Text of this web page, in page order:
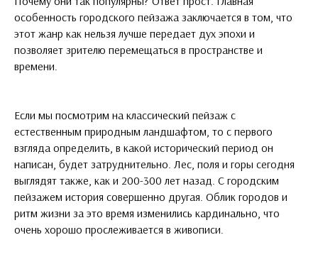
особенность городского пейзажа заключается в том, что
этот жанр как нельзя лучше передает дух эпохи и
позволяет зрителю перемещаться в пространстве и
времени.
Если мы посмотрим на классический пейзаж с
естественным природным ландшафтом, то с первого
взгляда определить, в какой исторический период он
написан, будет затруднительно. Лес, поля и горы сегодня
выглядят также, как и 200-300 лет назад. С городским
пейзажем история совершенно другая. Облик городов и
ритм жизни за это время изменились кардинально, что
очень хорошо прослеживается в живописи.